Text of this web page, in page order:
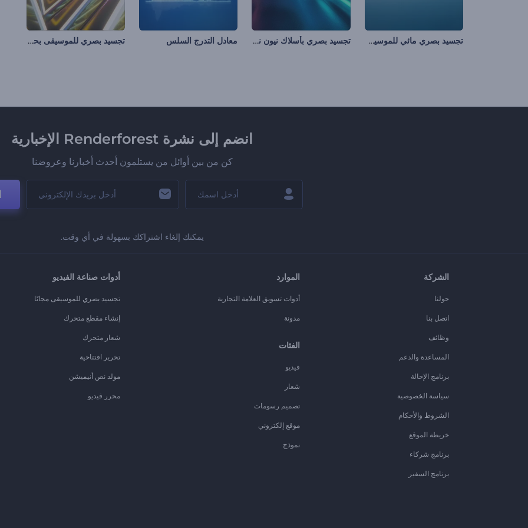
تجسيد بصري مائي للموسيقى تجسيد بصري بأسلاك نيون نفقية معادل التدرج السلس تجسيد بصري للموسيقى بحلقات السقوط
انضم إلى نشرة Renderforest الإخبارية
كن من بين أوائل من يستلمون أحدث أخبارنا وعروضنا
يمكنك إلغاء اشتراكك بسهولة في أي وقت.
الشركة
حولنا
اتصل بنا
وظائف
المساعدة والدعم
برنامج الإحالة
سياسة الخصوصية
الشروط والأحكام
خريطة الموقع
برنامج شركاء
برنامج السفير
الموارد
أدوات تسويق العلامة التجارية
مدونة
الفئات
فيديو
شعار
تصميم رسومات
موقع إلكتروني
نموذج
أدوات صناعة الفيديو
تجسيد بصري للموسيقى مجانًا
إنشاء مقطع متحرك
شعار متحرك
تحرير افتتاحية
مولد نص أنيميشن
محرر فيديو